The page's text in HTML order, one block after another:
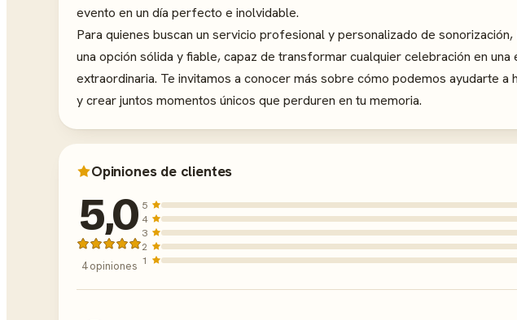
evento en un día perfecto e inolvidable.
Para quienes buscan un servicio profesional y personalizado de
una opción sólida y fiable, capaz de transformar cualquier celebración en una
extraordinaria. Te invitamos a conocer más sobre cómo podemos ayudarte a
y crear juntos momentos únicos que perduren en tu memoria.
Opiniones de clientes
5,0
4 opiniones
5
4
3
2
1